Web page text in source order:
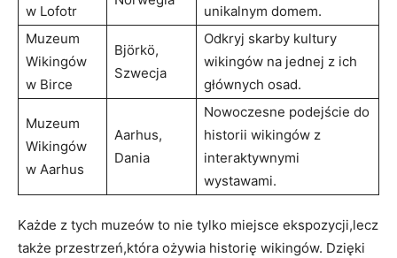
w Lofotr
unikalnym domem.
Muzeum
Wikingów
w Birce
Björkö,
Szwecja
Odkryj skarby kultury
wikingów na jednej z ich
głównych osad.
Muzeum
Wikingów
w Aarhus
Aarhus,
Dania
Nowoczesne podejście do
historii wikingów z
interaktywnymi
wystawami.
Każde z tych muzeów to nie tylko miejsce ekspozycji,lecz
także przestrzeń,która ożywia historię wikingów. Dzięki